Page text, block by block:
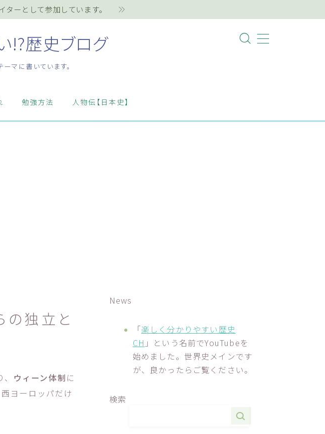
ーとして参加しています。
!?歴史ブログ
マに書いています。
勉強方法 人物伝【日本史】
の独立と
ウィーン体制に
ヨーロッパだけ
News
「楽しく分かりやすい歴史
CH 」という名前でYouTubeを
始めました。世界史メインです
が、良かったらご覧ください。
検索